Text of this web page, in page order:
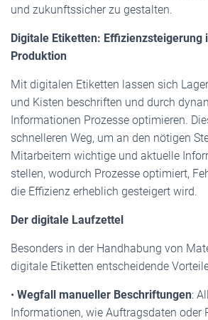
und zukunftssicher zu gestalten.
Digitale Etiketten: Effizienzsteigerung
Produktion
Mit digitalen Etiketten lassen sich
und Kisten beschriften und durch
Informationen Prozesse optimieren.
schnelleren Weg, um an den nötigen
Mitarbeitern wichtige und aktuelle
stellen, wodurch Prozesse optimiert,
die Effizienz erheblich gesteigert wird.
Der digitale Laufzettel
Besonders in der Handhabung von
digitale Etiketten entscheidende
• Wegfall manueller Beschriftungen:
Informationen, wie Auftragsdaten oder